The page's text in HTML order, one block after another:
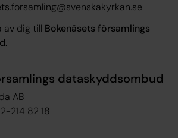
av dig till Bokenäsets församlings
dataskyddsombud
AB
214 82 18